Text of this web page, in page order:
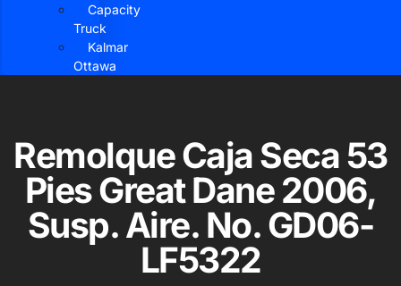
Capacity
Truck
Kalmar
Ottawa
Remolque Caja Seca 53
Pies Great Dane 2006,
Susp. Aire. No. GD06-
LF5322